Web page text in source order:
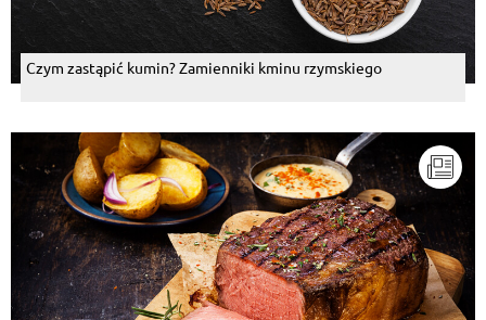
Czym zastąpić kumin? Zamienniki kminu rzymskiego